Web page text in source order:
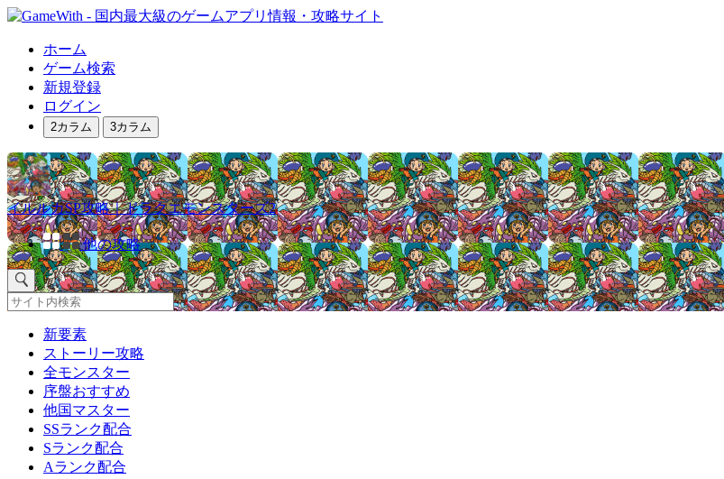
ホーム
ゲーム検索
新規登録
ログイン
2カラム 3カラム
イルルカSP攻略｜ドラクエモンスターズ2
他の攻略
新要素
ストーリー攻略
全モンスター
序盤おすすめ
他国マスター
SSランク配合
Sランク配合
Aランク配合